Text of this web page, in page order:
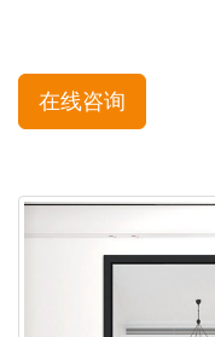
在线咨询